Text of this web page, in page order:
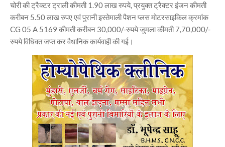
चोरी की ट्रैक्टर ट्राली कीमती 1.90 लाख रुपये, प्रयुक्त ट्रैक्टर इंजन कीमती
करीबन 5.50 लाख रुपए एवं पुरानी इस्तेमाली पैशन प्लस मोटरसाइकिल क्रमांक
CG 05 A 5169 कीमती करीबन 30,000/-रुपये जुमला कीमती 7,70,000/-
रुपये विधिवत जप्त कर वैधानिक कार्यवाही की गई।